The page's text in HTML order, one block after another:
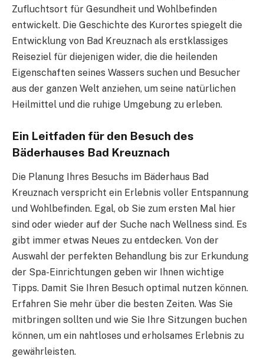
Zufluchtsort für Gesundheit und Wohlbefinden
entwickelt. Die Geschichte des Kurortes spiegelt die
Entwicklung von Bad Kreuznach als erstklassiges
Reiseziel für diejenigen wider, die die heilenden
Eigenschaften seines Wassers suchen und Besucher
aus der ganzen Welt anziehen, um seine natürlichen
Heilmittel und die ruhige Umgebung zu erleben.
Ein Leitfaden für den Besuch des
Bäderhauses Bad Kreuznach
Die Planung Ihres Besuchs im Bäderhaus Bad
Kreuznach verspricht ein Erlebnis voller Entspannung
und Wohlbefinden. Egal, ob Sie zum ersten Mal hier
sind oder wieder auf der Suche nach Wellness sind. Es
gibt immer etwas Neues zu entdecken. Von der
Auswahl der perfekten Behandlung bis zur Erkundung
der Spa-Einrichtungen geben wir Ihnen wichtige
Tipps. Damit Sie Ihren Besuch optimal nutzen können.
Erfahren Sie mehr über die besten Zeiten. Was Sie
mitbringen sollten und wie Sie Ihre Sitzungen buchen
können, um ein nahtloses und erholsames Erlebnis zu
gewährleisten.